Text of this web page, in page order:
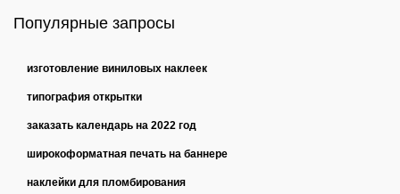
Популярные запросы
изготовление виниловых наклеек
типография открытки
заказать календарь на 2022 год
широкоформатная печать на баннере
наклейки для пломбирования